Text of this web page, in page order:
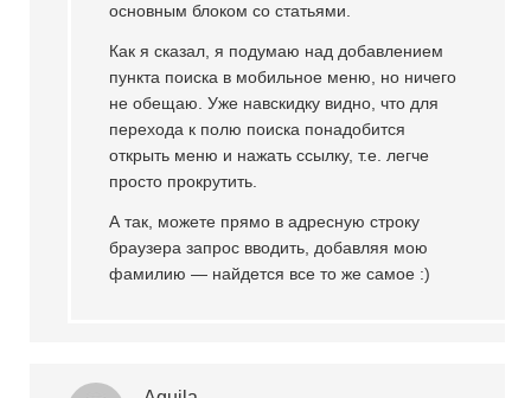
основным блоком со статьями.
Как я сказал, я подумаю над добавлением
пункта поиска в мобильное меню, но ничего
не обещаю. Уже навскидку видно, что для
перехода к полю поиска понадобится
открыть меню и нажать ссылку, т.е. легче
просто прокрутить.
А так, можете прямо в адресную строку
браузера запрос вводить, добавляя мою
фамилию — найдется все то же самое :)